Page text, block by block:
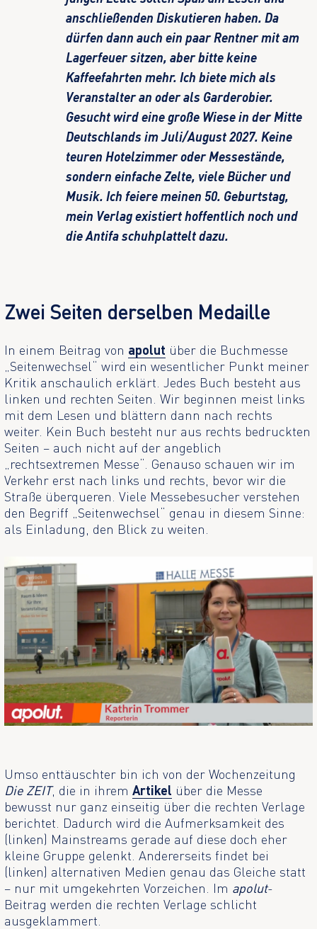
anschließenden Diskutieren haben. Da
dürfen dann auch ein paar Rentner mit am
Lagerfeuer sitzen, aber bitte keine
Kaffeefahrten mehr. Ich biete mich als
Veranstalter an oder als Garderobier.
Gesucht wird eine große Wiese in der Mitte
Deutschlands im Juli/August 2027. Keine
teuren Hotelzimmer oder Messestände,
sondern einfache Zelte, viele Bücher und
Musik. Ich feiere meinen 50. Geburtstag,
mein Verlag existiert hoffentlich noch und
die Antifa schuhplattelt dazu.
Zwei Seiten derselben Medaille
In einem Beitrag von apolut über die Buchmesse
„Seitenwechsel“ wird ein wesentlicher Punkt meiner
Kritik anschaulich erklärt. Jedes Buch besteht aus
linken und rechten Seiten. Wir beginnen meist links
mit dem Lesen und blättern dann nach rechts
weiter. Kein Buch besteht nur aus rechts bedruckten
Seiten – auch nicht auf der angeblich
„rechtsextremen Messe“. Genauso schauen wir im
Verkehr erst nach links und rechts, bevor wir die
Straße überqueren. Viele Messebesucher verstehen
den Begriff „Seitenwechsel“ genau in diesem Sinne:
als Einladung, den Blick zu weiten.
Umso enttäuschter bin ich von der Wochenzeitung
Die ZEIT, die in ihremArtikel über die Messe
bewusst nur ganz einseitig über die rechten Verlage
berichtet. Dadurch wird die Aufmerksamkeit des
(linken) Mainstreams gerade auf diese doch eher
kleine Gruppe gelenkt. Andererseits findet bei
(linken) alternativen Medien genau das Gleiche statt
– nur mit umgekehrten Vorzeichen. Im apolut-
Beitrag werden die rechten Verlage schlicht
ausgeklammert.